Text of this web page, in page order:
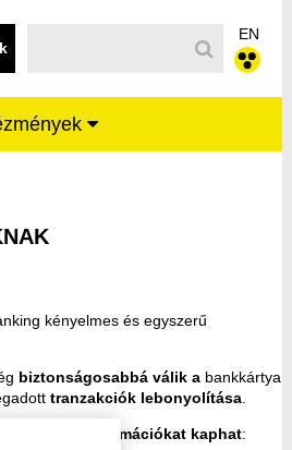
EN
- Raiffeisen BANK
kényelmes és egyszerű
biztonságosabbá válik a bankkártya
tranzakciók lebonyolítása
és pontos információkat kaphat: